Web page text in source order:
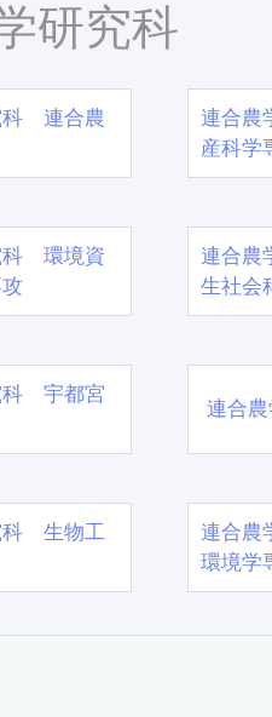
研究科
科 連合農
連合農
産科学
科 環境資
連合農
生社会
科 宇都宮
連合
科 生物工
連合農
環境学